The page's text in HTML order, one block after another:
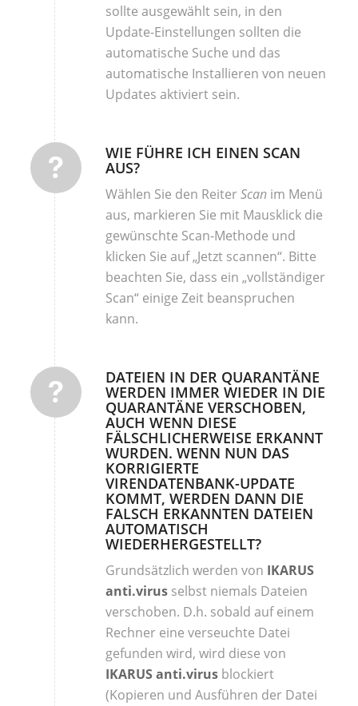
sollte ausgewählt sein, in den
Update-Einstellungen sollten die
automatische Suche und das
automatische Installieren von neuen
Updates aktiviert sein.
WIE FÜHRE ICH EINEN SCAN
AUS?
Wählen Sie den ReiterScanim Menü
aus, markieren Sie mit Mausklick die
gewünschte Scan-Methode und
klicken Sie auf „Jetzt scannen“. Bitte
beachten Sie, dass ein „vollständiger
Scan“ einige Zeit beanspruchen
kann.
DATEIEN IN DER QUARANTÄNE
WERDEN IMMER WIEDER IN DIE
QUARANTÄNE VERSCHOBEN,
AUCH WENN DIESE
FÄLSCHLICHERWEISE ERKANNT
WURDEN. WENN NUN DAS
KORRIGIERTE
VIRENDATENBANK-UPDATE
KOMMT, WERDEN DANN DIE
FALSCH ERKANNTEN DATEIEN
AUTOMATISCH
WIEDERHERGESTELLT?
Grundsätzlich werden von IKARUS
anti.virusselbst niemals Dateien
verschoben. D.h. sobald auf einem
Rechner eine verseuchte Datei
gefunden wird, wird diese von
IKARUS anti.virusblockiert
(Kopieren und Ausführen der Datei